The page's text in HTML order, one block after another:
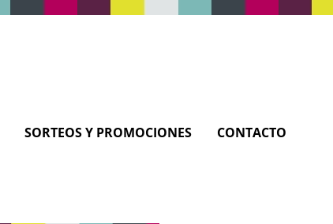
SORTEOS Y PROMOCIONES CONTACTO